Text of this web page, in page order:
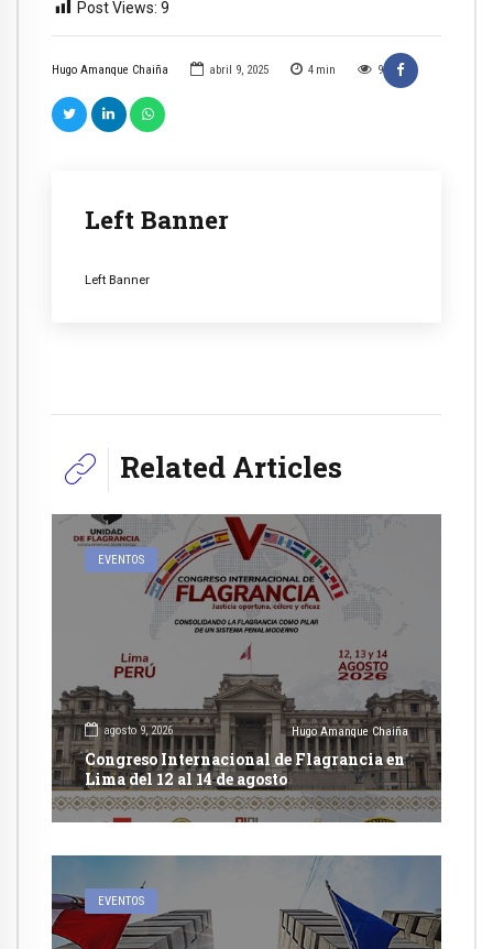
Hugo Amanque Chaiña abril 9, 2025 4 min 9
Left Banner
Left Banner
Post Views: 9
Related Articles
EVENTOS
agosto 9, 2026 Hugo Amanque Chaiña
Congreso Internacional de Flagrancia en
Lima del 12 al 14 de agosto
EVENTOS